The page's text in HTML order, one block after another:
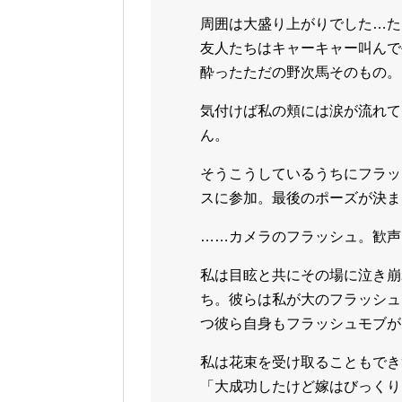
周囲は大盛り上がりでした…
友人たちはキャーキャー叫ん
酔ったただの野次馬そのもの。
気付けば私の頬には涙が流れ
ん。
そうこうしているうちにフラ
スに参加。最後のポーズが決
……カメラのフラッシュ。歓声
私は目眩と共にその場に泣き
ち。彼らは私が大のフラッシ
つ彼ら自身もフラッシュモブ
私は花束を受け取ることもで
「大成功したけど嫁はびっく